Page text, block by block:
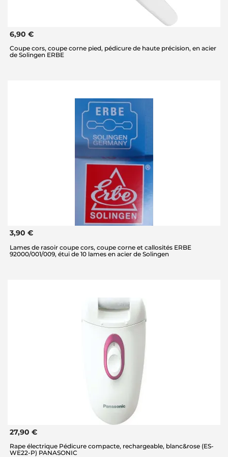
6,90 €
Coupe cors, coupe corne pied, pédicure de haute précision, en acier
de Solingen ERBE
3,90 €
Lames de rasoir coupe cors, coupe corne et callosités ERBE
92000/001/009, étui de 10 lames en acier de Solingen
27,90 €
Rape électrique Pédicure compacte, rechargeable, blanc&rose (ES-
WE22-P) PANASONIC